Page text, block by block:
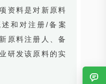
资料是对新原料
和对注册/备案
原料注册人、备
研发该原料的实